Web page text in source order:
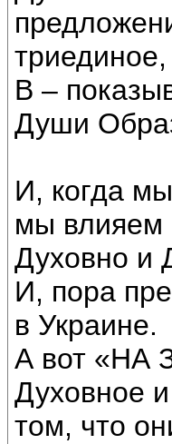
триединое,
В –
Души
И, когда
мы влияем
Духовно и
И, пора
в Украине.
А вот «НА
Духовное
том, что